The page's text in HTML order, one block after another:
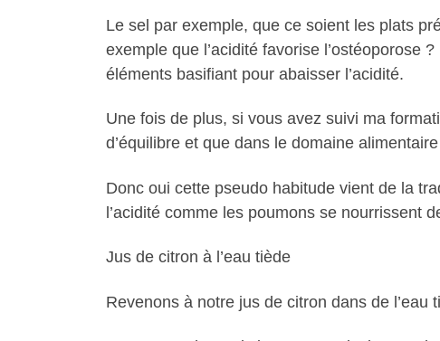
Le sel par exemple, que ce soient les plats
exemple que l’acidité favorise l’ostéoporose
éléments basifiant pour abaisser l’acidité.
Une fois de plus, si vous avez suivi ma
d’équilibre et que dans le domaine
Donc oui cette pseudo habitude vient de la
l’acidité comme les poumons se nourrissent
Jus de citron à l’eau tiède
Revenons à notre jus de citron dans de l’eau